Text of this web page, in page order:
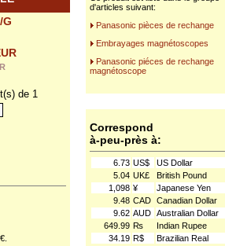
G
de 1
d'articles suivant:
Panasonic pièces de rechange
Embrayages magnétoscopes
Panasonic piéces de rechange
magnétoscope
Correspond
à-peu-près à:
6.73 US$
US Dollar
5.04 UK£
British Pound
1,098 ¥
Japanese Yen
9.48 CAD Canadian Dollar
9.62 AUD Australian Dollar
649.99 ₨
Indian Rupee
34.19 R$
Brazilian Real